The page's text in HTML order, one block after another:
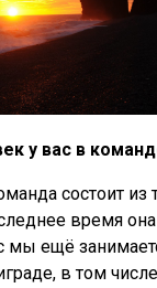
у вас в
состоит из
время она
мы ещё
в том числе